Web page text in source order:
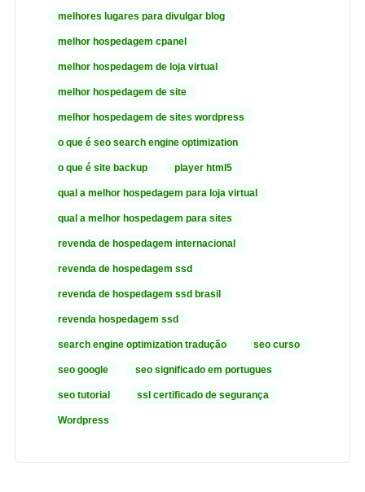
melhores lugares para divulgar blog
melhor hospedagem cpanel
melhor hospedagem de loja virtual
melhor hospedagem de site
melhor hospedagem de sites wordpress
o que é seo search engine optimization
o que é site backup player html5
qual a melhor hospedagem para loja virtual
qual a melhor hospedagem para sites
revenda de hospedagem internacional
revenda de hospedagem ssd
revenda de hospedagem ssd brasil
revenda hospedagem ssd
search engine optimization tradução seo curso
seo google seo significado em portugues
seo tutorial ssl certificado de segurança
Wordpress